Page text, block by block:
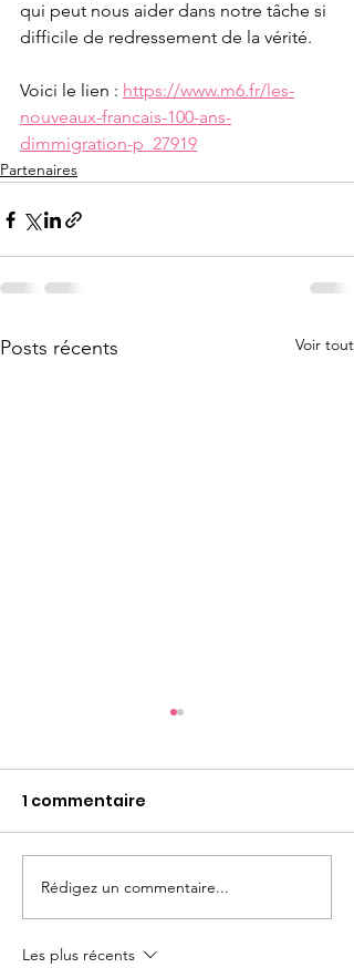
qui peut nous aider dans notre tâche si
difficile de redressement de la vérité.
Voici le lien : https://www.m6.fr/les-
nouveaux-francais-100-ans-
dimmigration-p_27919
Partenaires
Posts récents Voir tout
Journée de la
Coordination Urgence
Migrants (CUM)
1 commentaire
Rédigez un commentaire...
Les plus récents